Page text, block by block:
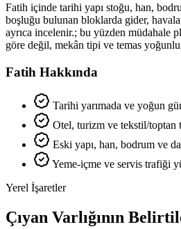
Fatih içinde tarihi yapı stoğu, han,
boşluğu bulunan bloklarda gider,
ayrıca incelenir.; bu yüzden müdahale
göre değil, mekân tipi ve temas
Fatih Hakkında
Tarihi yarımada ve yoğun
Otel, turizm ve tekstil/toptan
Eski yapı, han, bodrum ve
Yeme-içme ve servis trafiği
Yerel İşaretler
Çıyan Varlığının